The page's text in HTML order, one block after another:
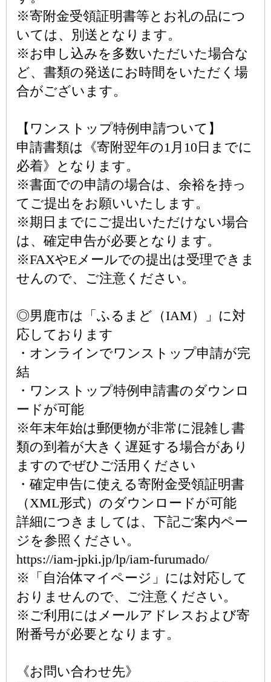
※寄附金受領証明書等とお礼の品につ
いては、別送となります。
※お申し込みを多数いただいた場合な
ど、書類の発送にお時間をいただく場
合がございます。
【ワンストップ特例申請ついて】
申請書類は《寄附翌年の1月10日までに
必着》となります。
※書面での申請の場合は、余裕を持っ
てご提出をお願いいたします。
※期日までにご提出いただけない場合
は、確定申告が必要となります。
※FAXやEメールでの提出は受理できま
せんので、ご注意ください。
◎男鹿市は「ふるまど（IAM）」に対
応しております
・オンラインでワンストップ申請が完
結
・ワンストップ特例申請書のダウンロ
ードが可能
※年末年始は郵便物が非常に混雑し書
類の到着が大きく遅延する場合があり
ますのでぜひご活用ください
・確定申告に使える寄附金受領証明書
（XML形式）のダウンロードが可能
詳細につきましては、下記ご案内ペー
ジを参照ください。
https://iam-jpki.jp/lp/iam-furumado/
※「自治体マイページ」には対応して
おりませんので、ご注意ください。
※ご利用にはメールアドレスおよび寄
附番号が必要となります。
《お問い合わせ先》